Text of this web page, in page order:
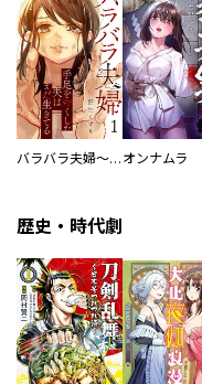
バラバラ夫婦～手足をなくした夫はまだ生きてる オンナムラ
歴史・時代劇